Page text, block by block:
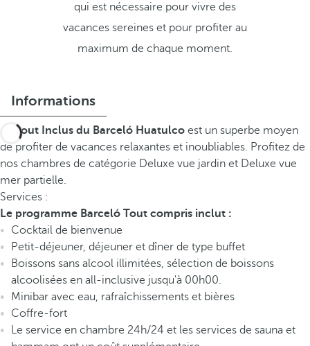
qui est nécessaire pour vivre des
vacances sereines et pour profiter au
maximum de chaque moment.
Informations
Tout Inclus du Barceló Huatulco est un superbe moyen
de profiter de vacances relaxantes et inoubliables. Profitez de
nos chambres de catégorie Deluxe vue jardin et Deluxe vue
mer partielle.
Services :
Le programme Barceló Tout compris inclut :
Cocktail de bienvenue
Petit-déjeuner, déjeuner et dîner de type buffet
Boissons sans alcool illimitées, sélection de boissons
alcoolisées en all-inclusive jusqu'à 00h00.
Minibar avec eau, rafraîchissements et bières
Coffre-fort
Le service en chambre 24h/24 et les services de sauna et